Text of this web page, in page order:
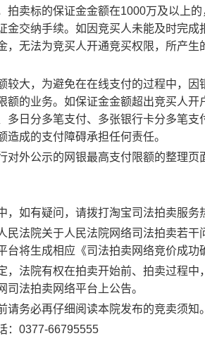
拍卖标的保证金金额在1000万及以上
金交纳手续。如因竞买人未能及时完
，无法为竞买人开通竞买权限，所产
较大，为避免在在线支付的过程中，
额的业务。如保证金金额超出竞买人
多日分多笔支付、多张银行卡分多笔
造成的支付障碍承担任何责任。
对外公示的网银最高支付限额的整理
，如有疑问，请拨打淘宝司法拍卖服务
民法院关于人民法院网络司法拍卖若干
台将生成相应《司法拍卖网络竞价成
，法院有权在拍卖开始前、拍卖过程
司法拍卖网络平台上公告。
请务必再仔细阅读本院发布的竞卖须知
： 0377-66795555